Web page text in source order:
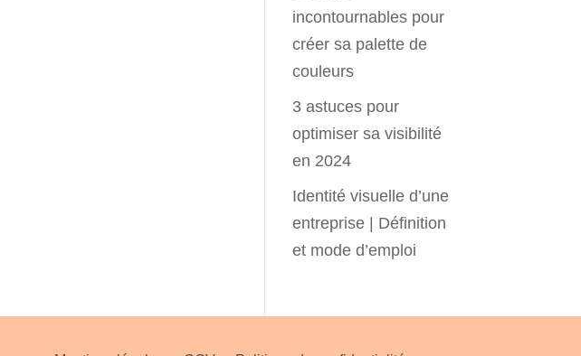
incontournables pour
créer sa palette de
couleurs
3 astuces pour
optimiser sa visibilité
en 2024
Identité visuelle d’une
entreprise | Définition
et mode d’emploi